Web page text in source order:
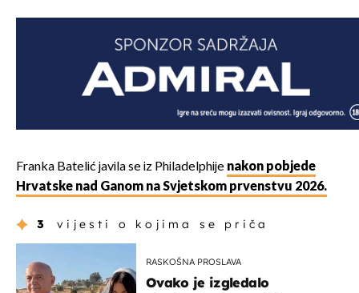
Franka Batelić javila se iz Philadelphije nakon pobjede
Hrvatske nad Ganom na Svjetskom prvenstvu 2026.
3 vijesti o kojima se priča
RASKOŠNA PROSLAVA
Ovako je izgledalo